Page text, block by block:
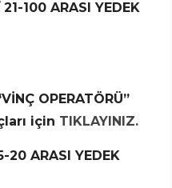
100 ARASI YEDEK
OPERATÖRÜ”
için TIKLAYINIZ.
20 ARASI YEDEK